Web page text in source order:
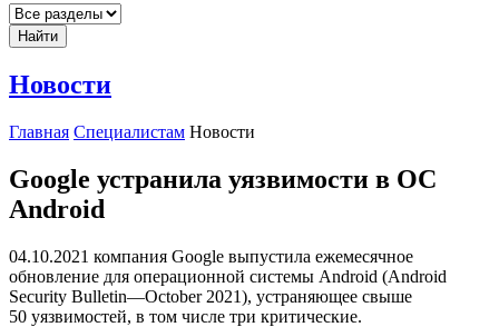
Найти
Новости
Главная Специалистам Новости
Google устранила уязвимости в ОС
Android
04.10.2021 компания Google выпустила ежемесячное
обновление для операционной системы Android (Android
Security Bulletin—October 2021), устраняющее свыше
50 уязвимостей, в том числе три критические.